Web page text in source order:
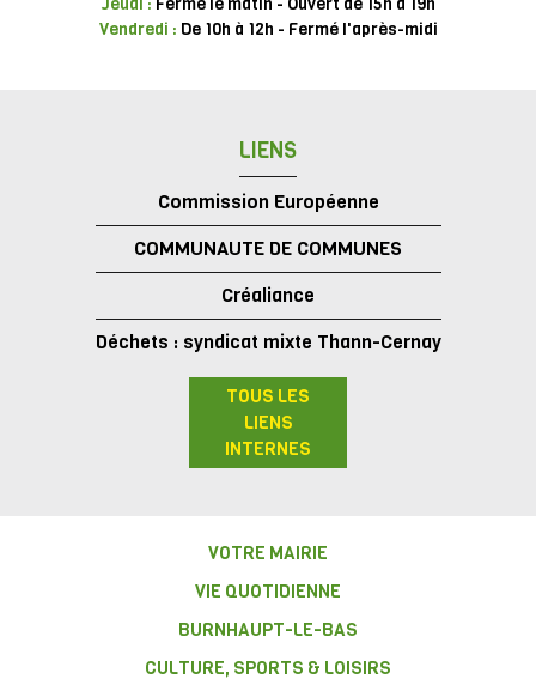
Vendredi : De 10h à 12h - Fermé l'après-midi
LIENS
Commission Européenne
COMMUNAUTE DE COMMUNES
Créaliance
Déchets : syndicat mixte Thann-Cernay
TOUS LES
LIENS
INTERNES
VOTRE MAIRIE
VIE QUOTIDIENNE
BURNHAUPT-LE-BAS
CULTURE, SPORTS & LOISIRS